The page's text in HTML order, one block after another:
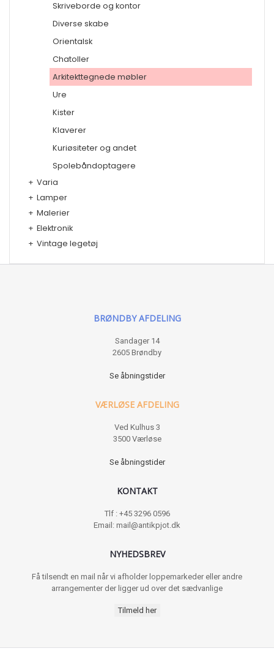
Skriveborde og kontor
Diverse skabe
Orientalsk
Chatoller
Arkitekttegnede møbler
Ure
Kister
Klaverer
Kuriøsiteter og andet
Spolebåndoptagere
+ Varia
+ Lamper
+ Malerier
+ Elektronik
+ Vintage legetøj
BRØNDBY AFDELING
Sandager 14
2605 Brøndby
Se åbningstider
VÆRLØSE AFDELING
Ved Kulhus 3
3500 Værløse
Se åbningstider
KONTAKT
Tlf : +45 3296 0596
Email: mail@antikpjot.dk
NYHEDSBREV
Få tilsendt en mail når vi afholder loppemarkeder eller andre
arrangementer der ligger ud over det sædvanlige
Tilmeld her